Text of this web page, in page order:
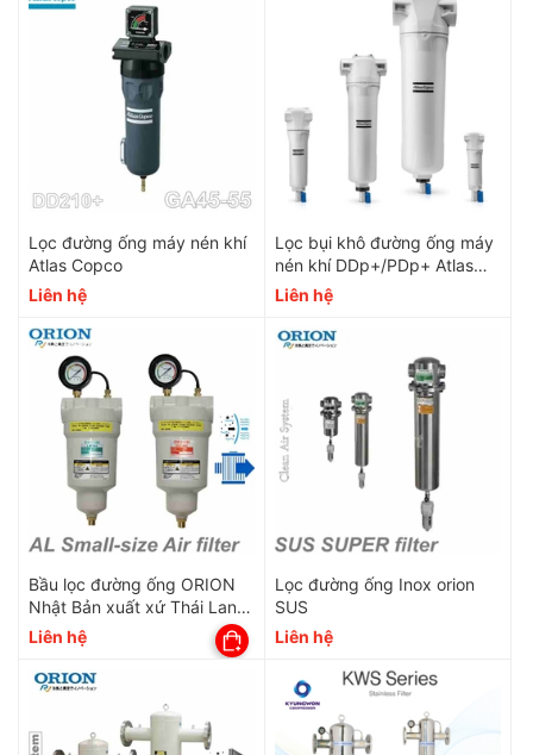
Lọc đường ống máy nén khí
Atlas Copco
Liên hệ
Lọc bụi khô đường ống máy
nén khí DDp+/PDp+ Atlas
copco
Liên hệ
Bầu lọc đường ống ORION
Nhật Bản xuất xứ Thái Lan
AL Series
Liên hệ
Lọc đường ống Inox orion
SUS
Liên hệ